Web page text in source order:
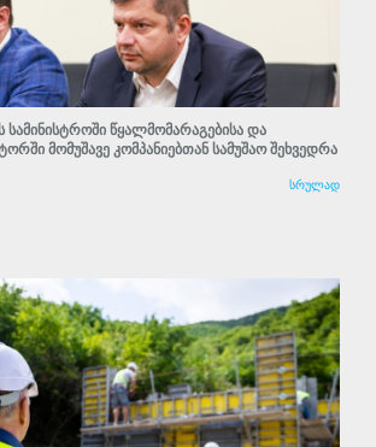
წყალმომარაგებისა და
მომუშავე კომპანიებთან სამუშაო შეხვედრა
სრულად